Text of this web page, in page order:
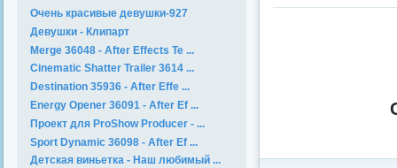
Очень красивые девушки-927
Девушки - Клипарт
Merge 36048 - After Effects Te ...
Cinematic Shatter Trailer 3614 ...
Destination 35936 - After Effe ...
Energy Opener 36091 - After Ef ...
Проект для ProShow Producer - ...
Sport Dynamic 36098 - After Ef ...
Детская виньетка - Наш любимый ...